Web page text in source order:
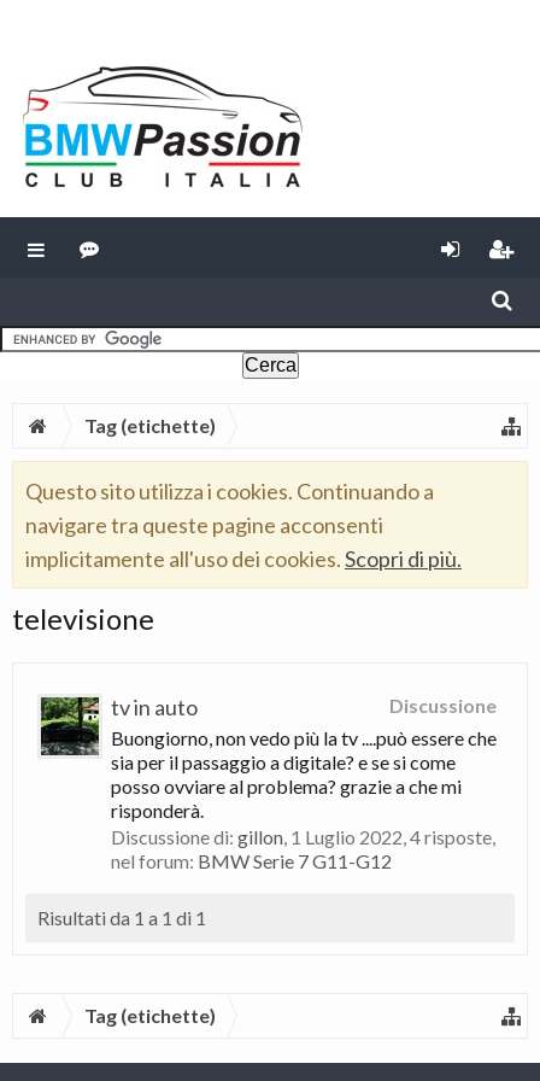
Tag (etichette)
Questo sito utilizza i cookies. Continuando a
navigare tra queste pagine acconsenti
implicitamente all'uso dei cookies.Scopri di più.
televisione
Discussione
tv in auto
Buongiorno, non vedo più la tv ....può essere che
sia per il passaggio a digitale? e se si come
posso ovviare al problema? grazie a che mi
risponderà.
Discussione di: gillon, 1 Luglio 2022, 4 risposte,
nel forum: BMW Serie 7 G11-G12
Risultati da 1 a 1 di 1
Tag (etichette)